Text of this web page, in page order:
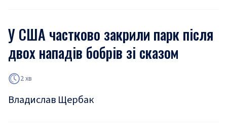
У США частково закрили парк після
двох нападів бобрів зі сказом
2 хв
Владислав Щербак